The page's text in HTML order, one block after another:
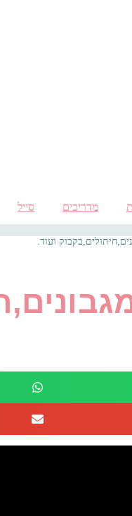
מדריכים סייל
ועוד.